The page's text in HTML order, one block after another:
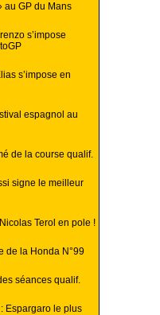
au GP du Mans
s’impose
s’impose en
espagnol au
de la course qualif.
signe le meilleur
Terol en pole !
de la Honda N°99
séances qualif.
Espargaro le plus